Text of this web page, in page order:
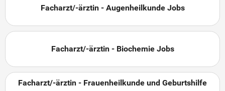
Facharzt/-ärztin - Augenheilkunde Jobs
Facharzt/-ärztin - Biochemie Jobs
Facharzt/-ärztin - Frauenheilkunde und Geburtshilfe